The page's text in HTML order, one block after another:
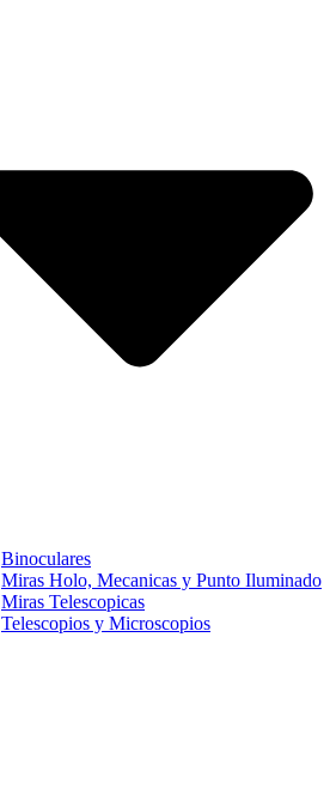
Binoculares
Miras Holo, Mecanicas y Punto Iluminado
Miras Telescopicas
Telescopios y Microscopios